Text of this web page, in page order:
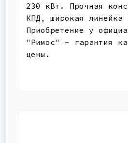
230 кВт. Прочная
КПД, широкая линейка
Приобретение у
"Римос" - гарантия
цены.